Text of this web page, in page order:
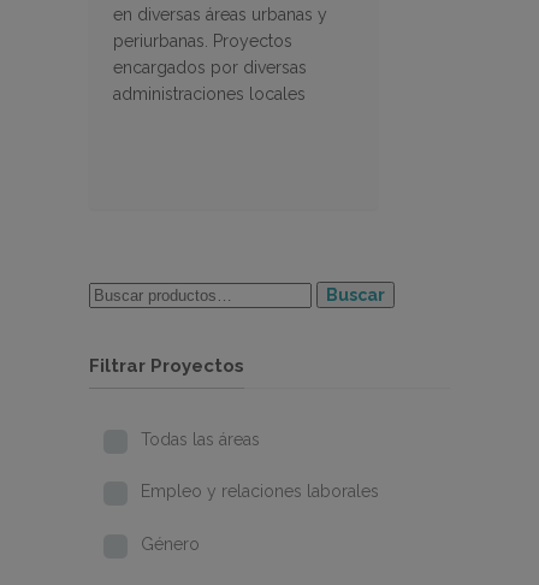
en diversas áreas urbanas y
periurbanas. Proyectos
encargados por diversas
administraciones locales
Buscar
Filtrar Proyectos
Todas las áreas
Empleo y relaciones laborales
Género